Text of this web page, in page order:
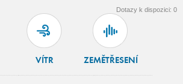
VÍTR ZEMĚTŘESENÍ
Dotazy k dispozici: 0